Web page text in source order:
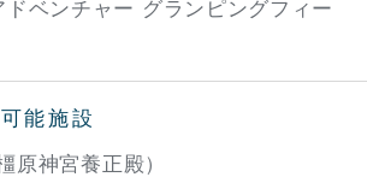
ベンチャー グランピングフィー
能施設
原神宮養正殿）